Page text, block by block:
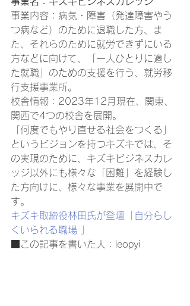
事業内容：病気・障害（発達障害やう
つ病など）のために退職した方、ま
た、それらのために就労できずにいる
方などに向けて、「一人ひとりに適し
た就職」のための支援を行う、就労移
行支援事業所。
校舎情報：2023年12月現在、関東、
関西で4つの校舎を展開。
「何度でもやり直せる社会をつくる」
というビジョンを持つキズキでは、そ
の実現のために、キズキビジネスカレ
ッジ以外にも様々な「困難」を経験し
た方向けに、様々な事業を展開中で
す。
キズキ取締役林田氏が登壇「自分らし
くいられる職場 」
■この記事を書いた人：leopyi